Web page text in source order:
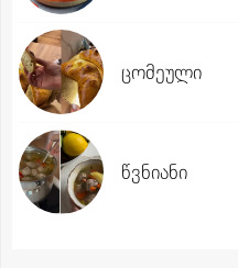
ცომეული
წვნიანი